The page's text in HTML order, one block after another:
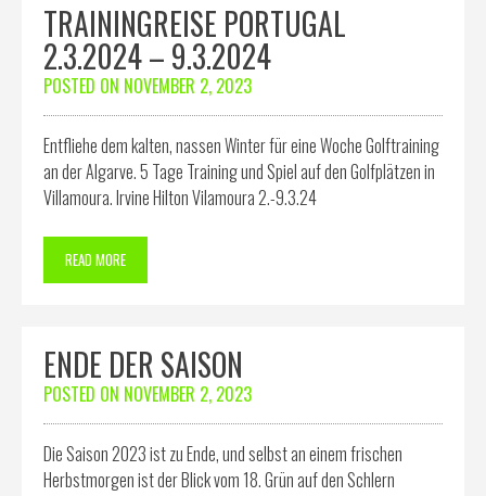
TRAININGREISE PORTUGAL
2.3.2024 – 9.3.2024
POSTED ON NOVEMBER 2, 2023
Entfliehe dem kalten, nassen Winter für eine Woche Golftraining
an der Algarve. 5 Tage Training und Spiel auf den Golfplätzen in
Villamoura. Irvine Hilton Vilamoura 2.-9.3.24
READ MORE
ENDE DER SAISON
POSTED ON NOVEMBER 2, 2023
Die Saison 2023 ist zu Ende, und selbst an einem frischen
Herbstmorgen ist der Blick vom 18. Grün auf den Schlern